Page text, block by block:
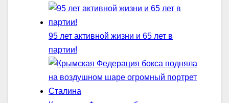
95 лет активной жизни и 65 лет в
партии!